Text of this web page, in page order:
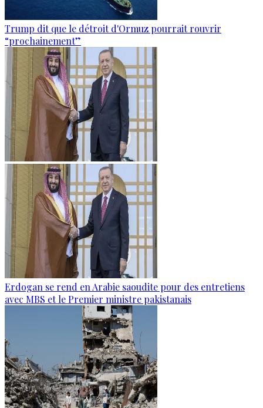
Trump dit que le détroit d'Ormuz pourrait rouvrir
“prochainement”
Erdogan se rend en Arabie saoudite pour des entretiens
avec MBS et le Premier ministre pakistanais